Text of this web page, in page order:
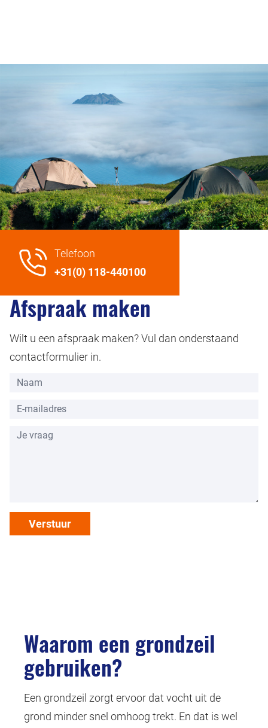
Telefoon
+31(0) 118-440100
Afspraak maken
Wilt u een afspraak maken? Vul dan onderstaand
contactformulier in.
Verstuur
Waarom een grondzeil
gebruiken?
Een grondzeil zorgt ervoor dat vocht uit de
grond minder snel omhoog trekt. En dat is wel